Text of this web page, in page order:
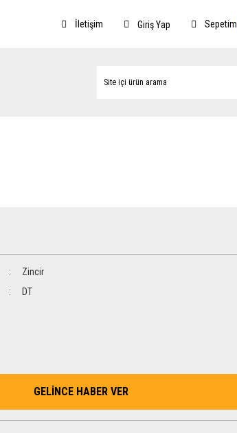
İletişim Giriş Yap Sepetim
Zincir
DT
GELİNCE HABER VER